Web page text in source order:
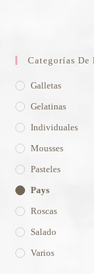
Categorías De
Galletas
Gelatinas
Individuales
Mousses
Pasteles
Pays
Roscas
Salado
Varios